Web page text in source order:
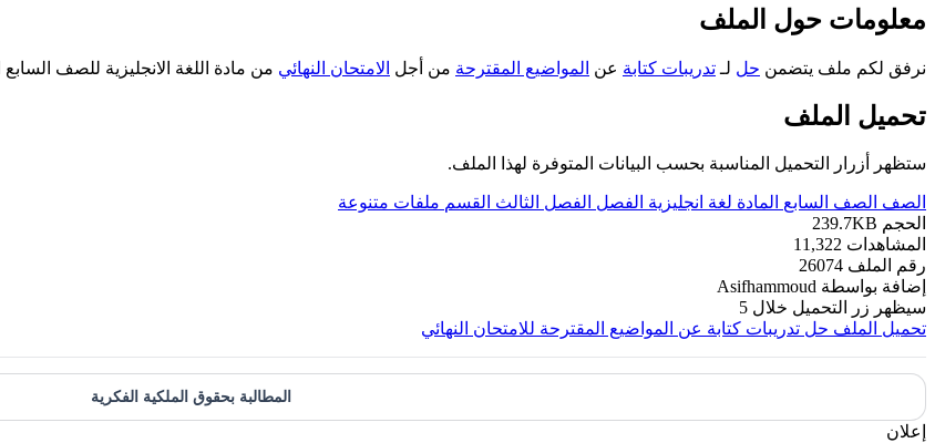
معلومات حول الملف
نرفق لكم ملف يتضمن حل لـ تدريبات كتابة عن المواضيع المقترحة من أجل الامتحان النهائي من مادة اللغة الانجليزية للصف السابع
تحميل الملف
ستظهر أزرار التحميل المناسبة بحسب البيانات المتوفرة لهذا الملف.
الصف الصف السابع المادة لغة انجليزية الفصل الفصل الثالث القسم ملفات متنوعة
الحجم 239.7KB
المشاهدات 11,322
رقم الملف 26074
إضافة بواسطة Asifhammoud
سيظهر زر التحميل خلال 5
تحميل الملف حل تدريبات كتابة عن المواضيع المقترحة للامتحان النهائي
المطالبة بحقوق الملكية الفكرية
إعلان